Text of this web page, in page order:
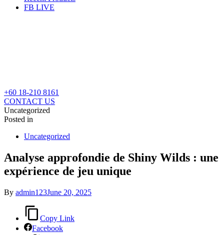
FB LIVE
+60 18-210 8161
CONTACT US
Uncategorized
Posted in
Uncategorized
Analyse approfondie de Shiny Wilds : une
expérience de jeu unique
By admin123June 20, 2025
Copy Link
Facebook